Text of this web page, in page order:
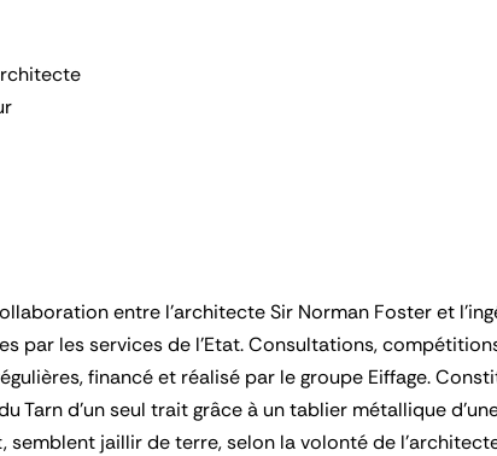
entre l’architecte Sir Norman Foster et
par les services de l’Etat. Consultations,
financé et réalisé par le groupe Eiffage.
Tarn d’un seul trait grâce à un tablier métallique
semblent jaillir de terre, selon la volonté de